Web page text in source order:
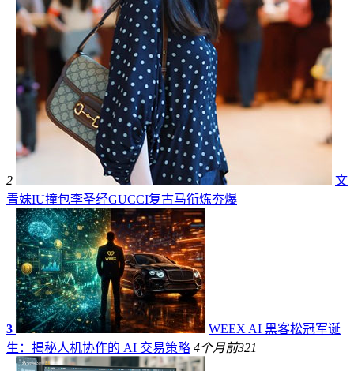
2
文
青妹IU撞包李圣经GUCCI复古马衔炼夯爆
3
WEEX AI 黑客松冠军诞
生：揭秘人机协作的 AI 交易策略 4个月前321